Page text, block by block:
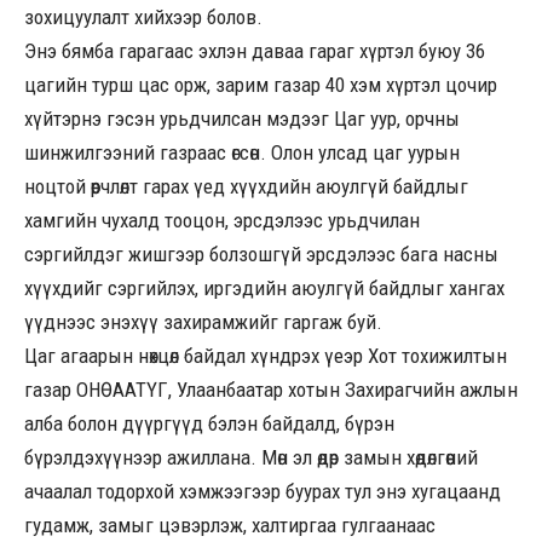
зохицуулалт хийхээр болов.
Энэ бямба гарагаас эхлэн даваа гараг хүртэл буюу 36
цагийн турш цас орж, зарим газар 40 хэм хүртэл цочир
хүйтэрнэ гэсэн урьдчилсан мэдээг Цаг уур, орчны
шинжилгээний газраас өгсөн. Олон улсад цаг уурын
ноцтой өөрчлөлт гарах үед хүүхдийн аюулгүй байдлыг
хамгийн чухалд тооцон, эрсдэлээс урьдчилан
сэргийлдэг жишгээр болзошгүй эрсдэлээс бага насны
хүүхдийг сэргийлэх, иргэдийн аюулгүй байдлыг хангах
үүднээс энэхүү захирамжийг гаргаж буй.
Цаг агаарын нөхцөл байдал хүндрэх үеэр Хот тохижилтын
газар ОНӨААТҮГ, Улаанбаатар хотын Захирагчийн ажлын
алба болон дүүргүүд бэлэн байдалд, бүрэн
бүрэлдэхүүнээр ажиллана. Мөн эл өдөр замын хөдөлгөөний
ачаалал тодорхой хэмжээгээр буурах тул энэ хугацаанд
гудамж, замыг цэвэрлэж, халтиргаа гулгаанаас